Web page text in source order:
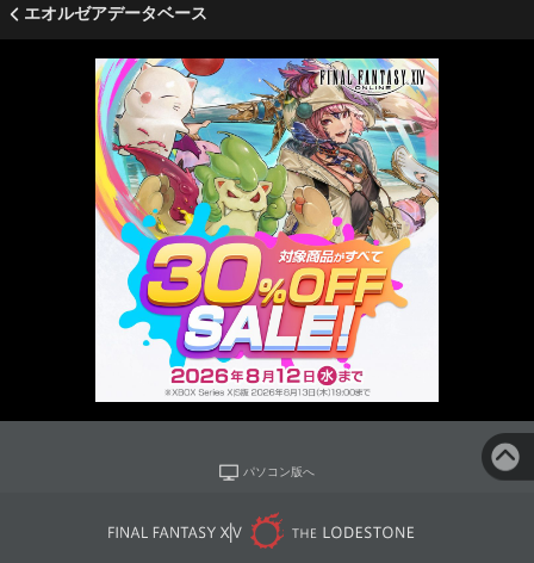
エオルゼアデータベース
パソコン版へ